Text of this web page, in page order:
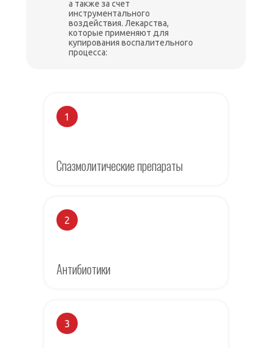
а также за счет
инструментального
воздействия. Лекарства,
которые применяют для
купирования воспалительного
процесса:
1
Спазмолитические препараты
2
Антибиотики
3